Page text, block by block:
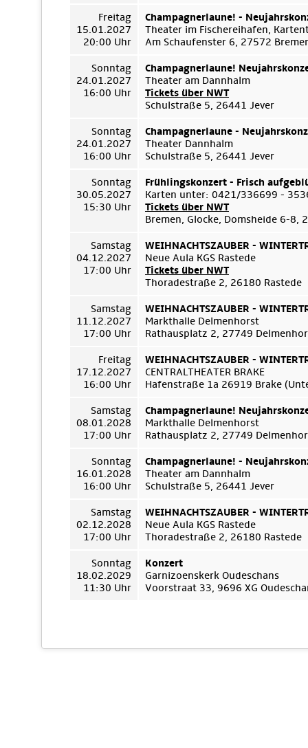
Freitag
15.01.2027
20:00 Uhr
Champagnerlaune! -
Theater im Fischereihafen,
Am Schaufenster 6, 27572
Sonntag
24.01.2027
16:00 Uhr
Champagnerlaune!
Theater am Dannhalm
Tickets über NWT
Schulstraße 5, 26441 Jever
Sonntag
24.01.2027
16:00 Uhr
Champagnerlaune -
Theater Dannhalm
Schulstraße 5, 26441 Jever
Sonntag
30.05.2027
15:30 Uhr
Frühlingskonzert - Frisch
Karten unter: 0421/336699 -
Tickets über NWT
Bremen, Glocke, Domsheide 6-8,
Samstag
04.12.2027
17:00 Uhr
WEIHNACHTSZAUBER -
Neue Aula KGS Rastede
Tickets über NWT
Thoradestraße 2, 26180 Rastede
Samstag
11.12.2027
17:00 Uhr
WEIHNACHTSZAUBER -
Markthalle Delmenhorst
Rathausplatz 2, 27749
Freitag
17.12.2027
16:00 Uhr
WEIHNACHTSZAUBER -
CENTRALTHEATER BRAKE
Hafenstraße 1a 26919 Brake
Samstag
08.01.2028
17:00 Uhr
Champagnerlaune!
Markthalle Delmenhorst
Rathausplatz 2, 27749
Sonntag
16.01.2028
16:00 Uhr
Champagnerlaune! -
Theater am Dannhalm
Schulstraße 5, 26441 Jever
Samstag
02.12.2028
17:00 Uhr
WEIHNACHTSZAUBER -
Neue Aula KGS Rastede
Thoradestraße 2, 26180 Rastede
Sonntag
18.02.2029
11:30 Uhr
Konzert
Garnizoenskerk Oudeschans
Voorstraat 33, 9696 XG